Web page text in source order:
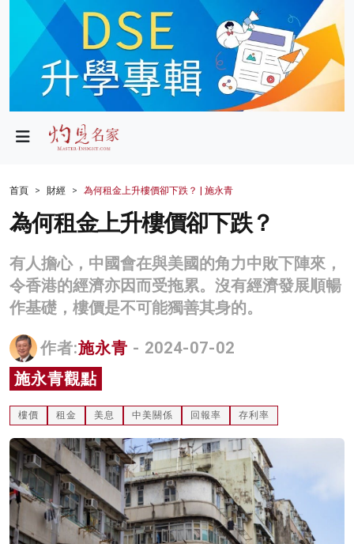
政局
財經
生活
商業
科技
影片
名家榜
灼見活動
關於我們
首頁 財經 為何租金上升樓價卻下跌？ | 施永青
為何租金上升樓價卻下跌？
有人擔心，中國會在與美國的角力中敗下陣來，
令香港的經濟亦因而受拖累。沒有經濟發展順暢
作基礎，樓價是不可能獨善其身的。
作者:施永青 - 2024-07-02
施永青觀點
樓價 租金 美息 中美關係 回報率 存利率